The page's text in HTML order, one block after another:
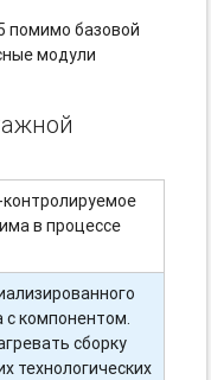
помимо базовой
модули
в процессе
с компонентом.
сборку
технологических